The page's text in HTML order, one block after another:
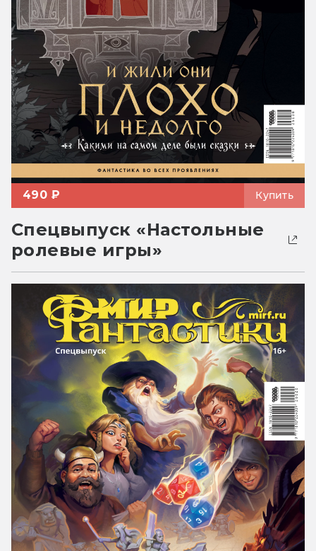
490 ₽ Купить
Спецвыпуск «Настольные
ролевые игры»